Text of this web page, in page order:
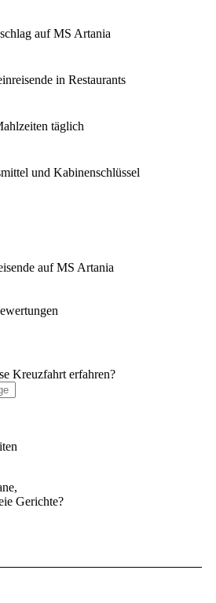
auf MS Artania
in Restaurants
täglich
und Kabinenschlüssel
auf MS Artania
Kreuzfahrt erfahren?
Gerichte?